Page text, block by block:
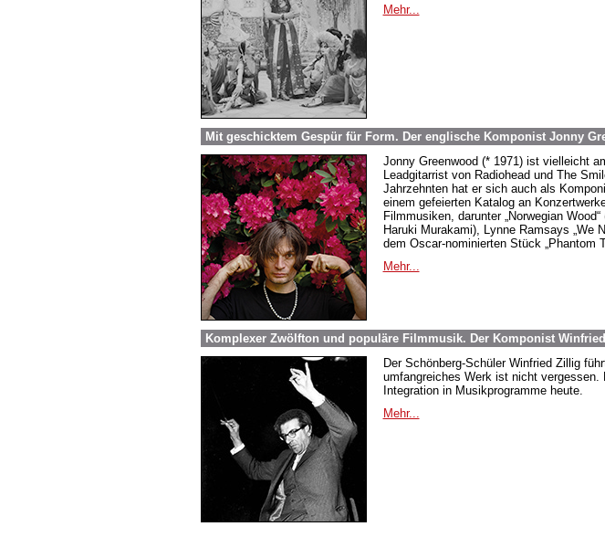
Mehr...
Mit geschicktem Gespür für Form. Der englische Komponist Jonny
Jonny Greenwood (* 1971) ist vielleicht
Leadgitarrist von Radiohead und The
Jahrzehnten hat er sich auch als
einem gefeierten Katalog an
Filmmusiken, darunter „Norwegian
Haruki Murakami), Lynne Ramsays „We
dem Oscar-nominierten Stück „Phantom
Mehr...
Komplexer Zwölfton und populäre Filmmusik. Der Komponist
Der Schönberg-Schüler Winfried Zillig
umfangreiches Werk ist nicht
Integration in Musikprogramme heute.
Mehr...